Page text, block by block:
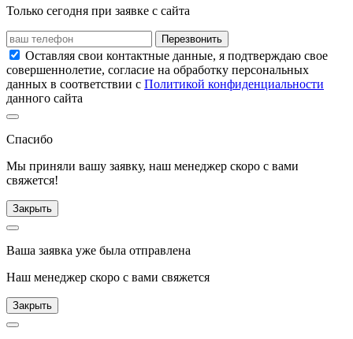
Только сегодня при заявке с сайта
Перезвонить
Оставляя свои контактные данные, я подтверждаю свое
совершеннолетие, согласие на обработку персональных
данных в соответствии с Политикой конфиденциальности
данного сайта
Спасибо
Мы приняли вашу заявку, наш менеджер скоро с вами
свяжется!
Закрыть
Ваша заявка уже была отправлена
Наш менеджер скоро с вами свяжется
Закрыть